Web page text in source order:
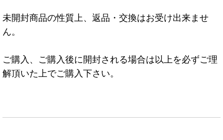
未開封商品の性質上、返品・交換はお受け出来ませ
ん。
ご購入、ご購入後に開封される場合は以上を必ずご理
解頂いた上でご購入下さい。